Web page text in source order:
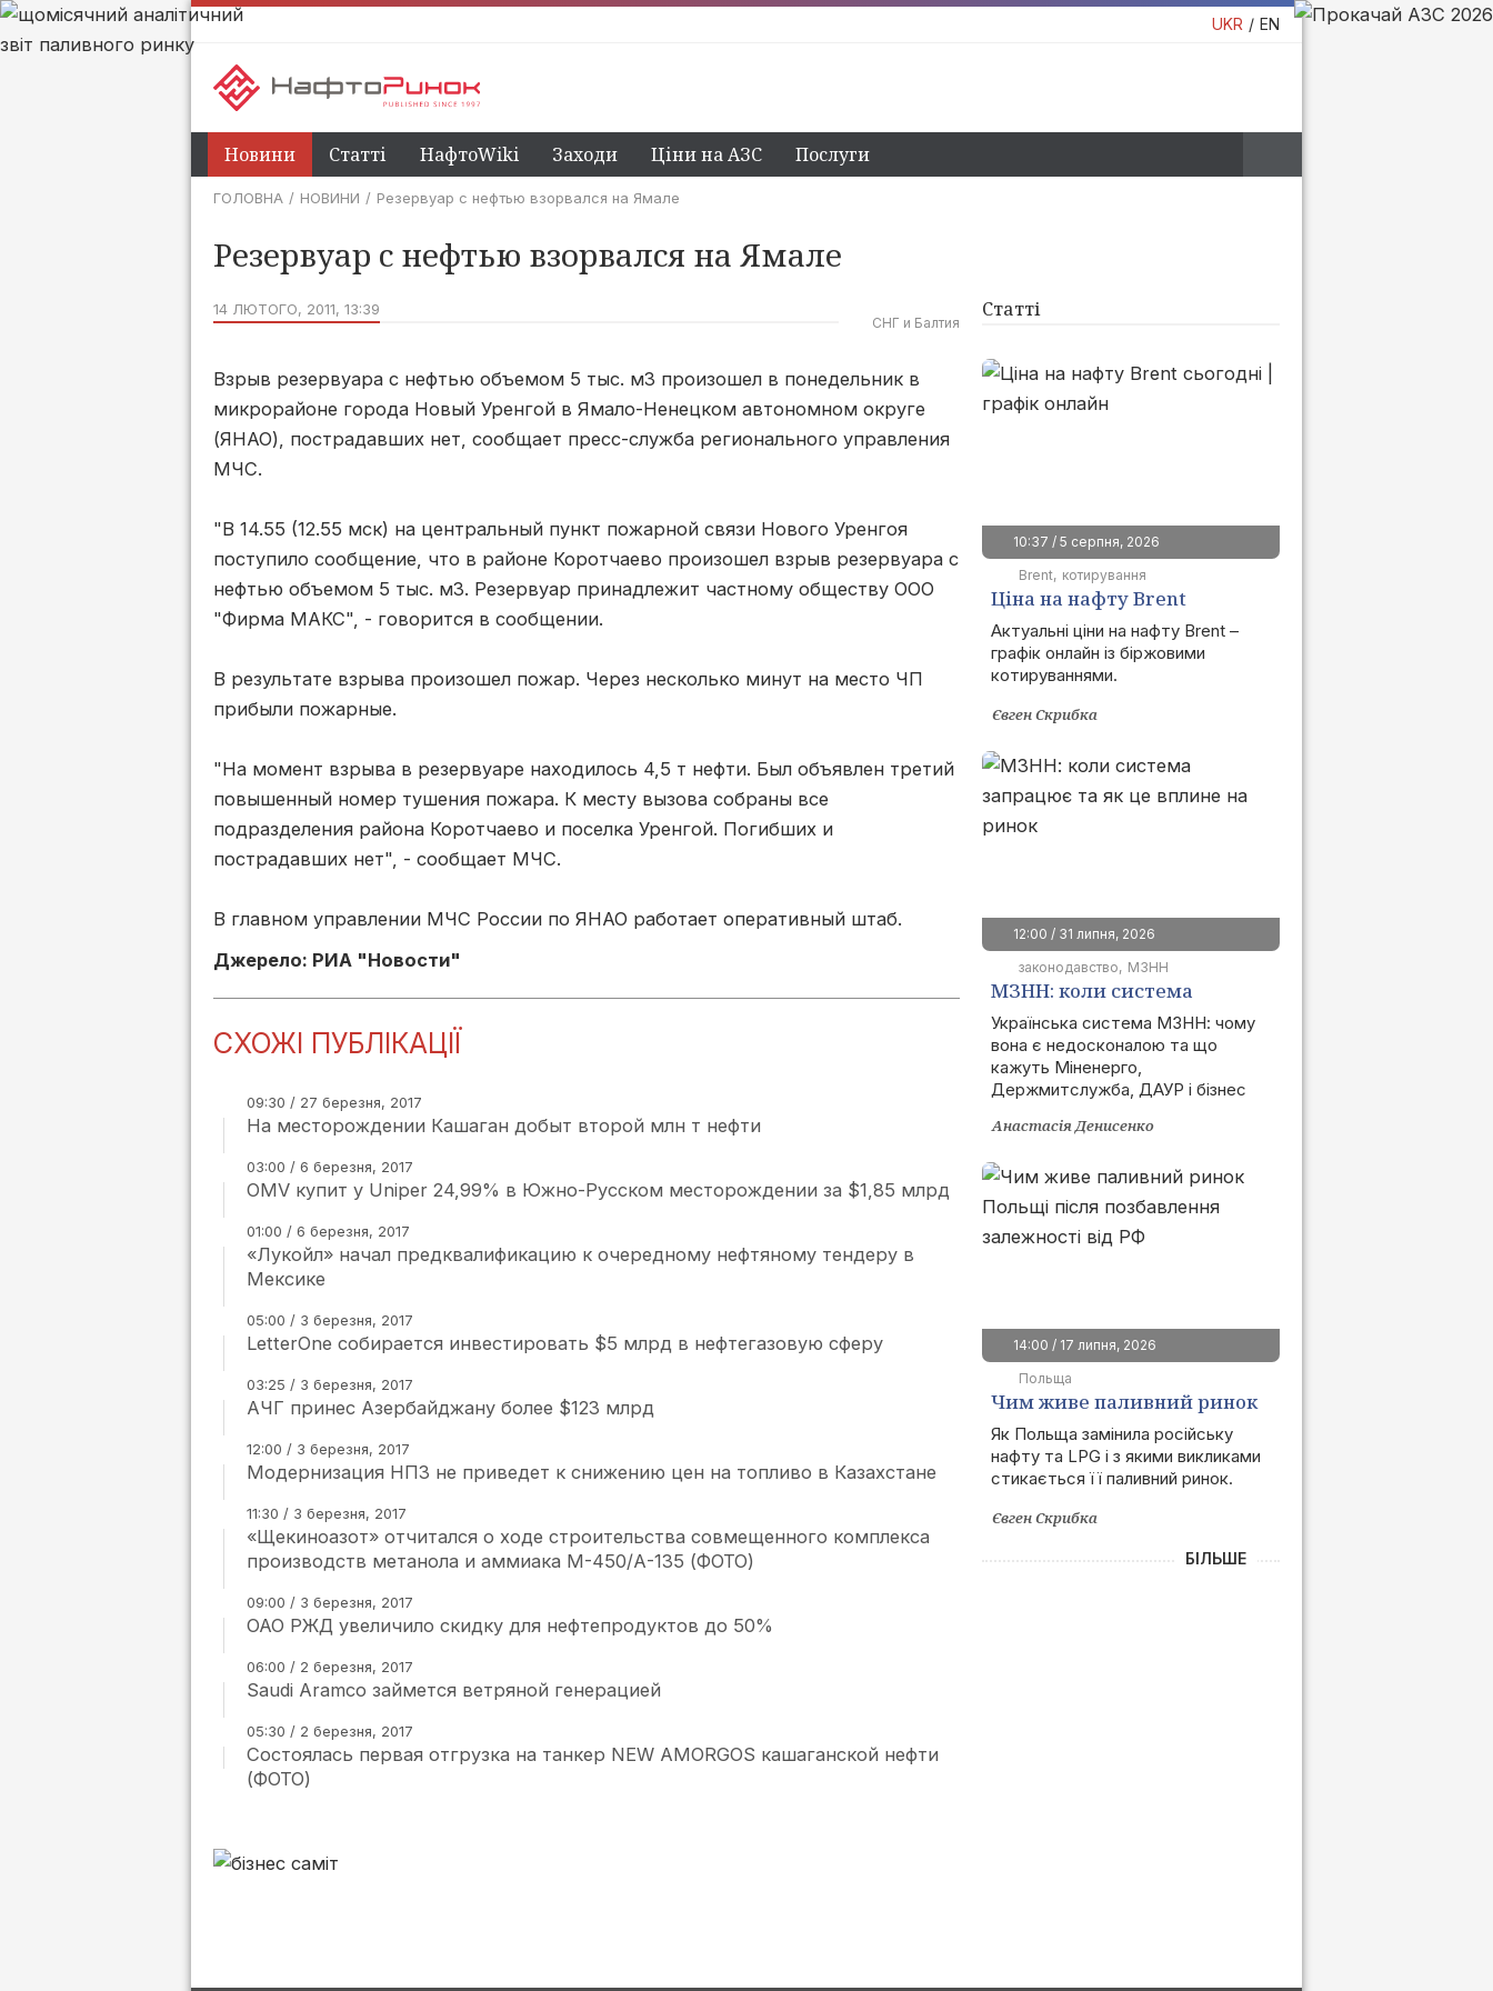
UKR EN
Новини Статті НафтоWiki Заходи Ціни на АЗС Послуги
ГОЛОВНА НОВИНИ Резервуар с нефтью взорвался на Ямале
Резервуар с нефтью взорвался на Ямале
14 ЛЮТОГО, 2011, 13:39
СНГ и Балтия
Взрыв резервуара с нефтью объемом 5 тыс. м3 произошел в понедельник в
микрорайоне города Новый Уренгой в Ямало-Ненецком автономном округе
(ЯНАО), пострадавших нет, сообщает пресс-служба регионального управления
МЧС.
"В 14.55 (12.55 мск) на центральный пункт пожарной связи Нового Уренгоя
поступило сообщение, что в районе Коротчаево произошел взрыв резервуара с
нефтью объемом 5 тыс. м3. Резервуар принадлежит частному обществу ООО
"Фирма МАКС", - говорится в сообщении.
В результате взрыва произошел пожар. Через несколько минут на место ЧП
прибыли пожарные.
"На момент взрыва в резервуаре находилось 4,5 т нефти. Был объявлен третий
повышенный номер тушения пожара. К месту вызова собраны все
подразделения района Коротчаево и поселка Уренгой. Погибших и
пострадавших нет", - сообщает МЧС.
В главном управлении МЧС России по ЯНАО работает оперативный штаб.
Джерело: РИА "Новости"
СХОЖІ ПУБЛІКАЦІЇ
09:30 / 27 березня, 2017
На месторождении Кашаган добыт второй млн т нефти
03:00 / 6 березня, 2017
OMV купит у Uniper 24,99% в Южно-Русском месторождении за $1,85 млрд
01:00 / 6 березня, 2017
«Лукойл» начал предквалификацию к очередному нефтяному тендеру в
Мексике
05:00 / 3 березня, 2017
LetterOne собирается инвестировать $5 млрд в нефтегазовую сферу
03:25 / 3 березня, 2017
АЧГ принес Азербайджану более $123 млрд
12:00 / 3 березня, 2017
Модернизация НПЗ не приведет к снижению цен на топливо в Казахстане
11:30 / 3 березня, 2017
«Щекиноазот» отчитался о ходе строительства совмещенного комплекса
производств метанола и аммиака М-450/А-135 (ФОТО)
09:00 / 3 березня, 2017
ОАО РЖД увеличило скидку для нефтепродуктов до 50%
06:00 / 2 березня, 2017
Saudi Aramco займется ветряной генерацией
05:30 / 2 березня, 2017
Состоялась первая отгрузка на танкер NEW AMORGOS кашаганской нефти
(ФОТО)
Статті
10:37 / 5 серпня, 2026
Brent котирування
Ціна на нафту Brent
сьогодні | графік онлайн
Актуальні ціни на нафту Brent –
графік онлайн із біржовими
котируваннями.
Євген Скрибка
12:00 / 31 липня, 2026
законодавство
МЗНН
МЗНН: коли система
запрацює та як це вплине
на ринок
Українська система МЗНН: чому
вона є недосконалою та що
кажуть Міненерго,
Держмитслужба, ДАУР і бізнес
Анастасія Денисенко
14:00 / 17 липня, 2026
Польща
Чим живе паливний ринок
Польщі після позбавлення
залежності від РФ
Як Польща замінила російську
нафту та LPG і з якими викликами
стикається її паливний ринок.
Євген Скрибка
БІЛЬШЕ